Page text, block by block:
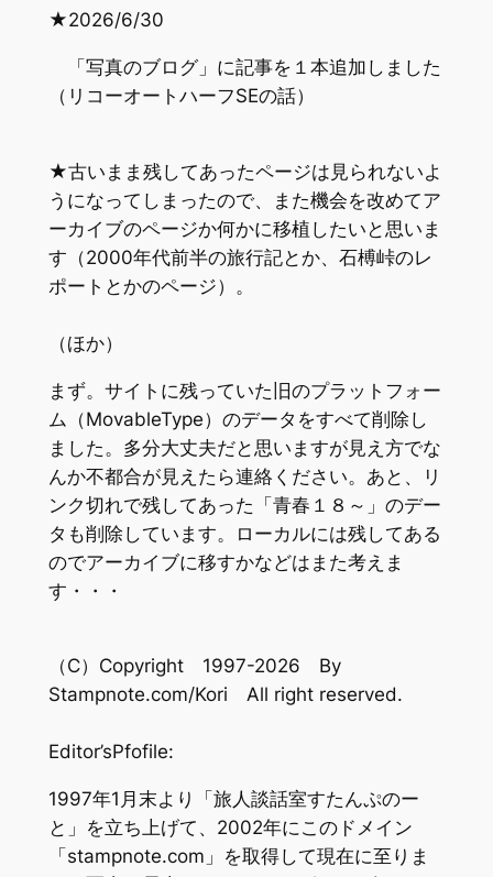
★2026/6/30
「写真のブログ」に記事を１本追加しました
（リコーオートハーフSEの話）
★古いまま残してあったページは見られないよ
うになってしまったので、また機会を改めてア
ーカイブのページか何かに移植したいと思いま
す（2000年代前半の旅行記とか、石榑峠のレ
ポートとかのページ）。
（ほか）
まず。サイトに残っていた旧のプラットフォー
ム（MovableType）のデータをすべて削除し
ました。多分大丈夫だと思いますが見え方でな
んか不都合が見えたら連絡ください。あと、リ
ンク切れで残してあった「青春１８～」のデー
タも削除しています。ローカルには残してある
のでアーカイブに移すかなどはまた考えま
す・・・
（C）Copyright 1997-2026 By
Stampnote.com/Kori All right reserved.
Editor’sPfofile:
1997年1月末より「旅人談話室すたんぷのー
と」を立ち上げて、2002年にこのドメイン
「stampnote.com」を取得して現在に至りま